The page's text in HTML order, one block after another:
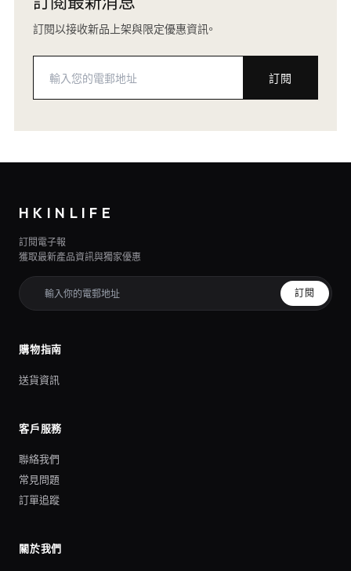
訂閱以接收新品上架與限定優惠資訊。
訂閱
HKINLIFE
訂閱電子報
獲取最新產品資訊與獨家優惠
訂閱
購物指南
送貨資訊
客戶服務
聯絡我們
常見問題
訂單追蹤
關於我們